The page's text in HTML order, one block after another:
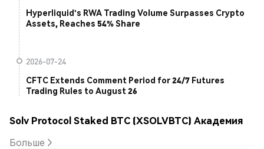
Hyperliquid's RWA Trading Volume Surpasses Crypto
Assets, Reaches 54% Share
2026-07-24
CFTC Extends Comment Period for 24/7 Futures
Trading Rules to August 26
Solv Protocol Staked BTC (XSOLVBTC) Академия
Больше